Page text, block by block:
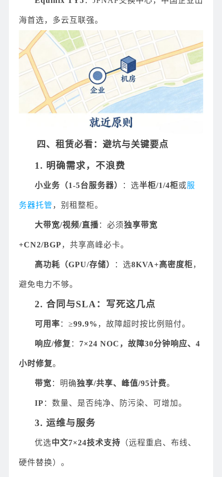
海首选，多云互联强。
四、租赁必看：避坑与关键要点
1. 明确需求，不浪费
小业务（1-5台服务器） ：选半柜/1/4柜或服
务器托管 ，别租整柜。
大带宽/视频/直播：必须独享带宽
+CN2/BGP，共享高峰必卡。
高功耗（GPU/存储） ：选8KVA+高密度柜 ，
避免电力不够。
2. 合同与SLA：写死这几点
可用率 ：≥99.9% ，故障超时按比例赔付。
响应/修复 ： 7×24 NOC，故障30分钟响应、4
小时修复。
带宽 ：明确独享/共享、峰值/95计费。
IP ：数量、是否纯净、防污染、可增加。
3. 运维与服务
优选中文7×24技术支持 （远程重启、布线、
硬件替换）。